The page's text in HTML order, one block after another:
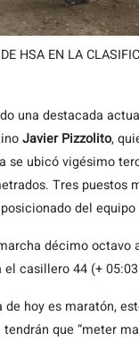
HSA EN LA
una destacada
Javier Pizzolito,
se ubicó vigésimo
Tres puestos
del
décimo octavo
casillero 44 (+
hoy es maratón,
tendrán que “meter